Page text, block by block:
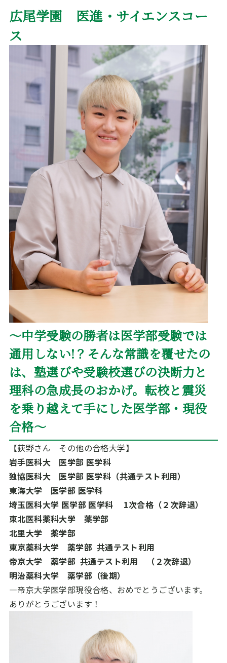
広尾学園 医進・サイエンスコー
ス
～中学受験の勝者は医学部受験では
通用しない!？そんな常識を覆せたの
は、塾選びや受験校選びの決断力と
理科の急成長のおかげ。転校と震災
を乗り越えて手にした医学部・現役
合格～
【荻野さん その他の合格大学】
岩手医科大 医学部 医学科
独協医科大 医学部 医学科（共通テスト利用）
東海大学 医学部 医学科
埼玉医科大学 医学部 医学科 1次合格（２次辞退）
東北医科薬科大学 薬学部
北里大学 薬学部
東京薬科大学 薬学部 共通テスト利用
帝京大学 薬学部 共通テスト利用 （２次辞退）
明治薬科大学 薬学部（後期）
―帝京大学医学部現役合格、おめでとうございます。
ありがとうございます！